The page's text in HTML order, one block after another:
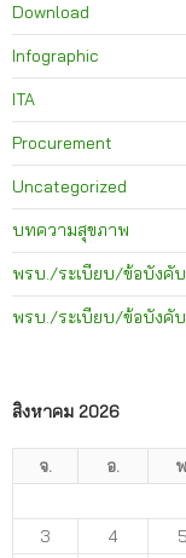
Download
Infographic
ITA
Procurement
Uncategorized
บทความสุขภาพ
พรบ./ระเบียบ/ข้อบัง
พรบ./ระเบียบ/ข้อบังคั
สิงหาคม 2026
จ. อ.
3
4 5